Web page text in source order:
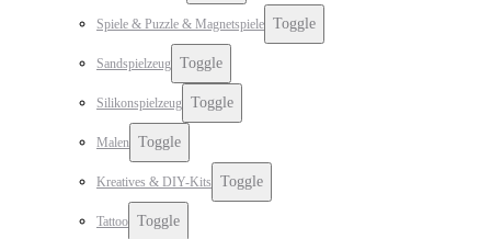
Spiele & Puzzle & Magnetspiele Toggle
Sandspielzeug Toggle
Silikonspielzeug Toggle
Malen Toggle
Kreatives & DIY-Kits Toggle
Tattoo Toggle